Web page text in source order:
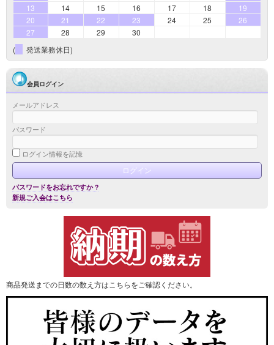
13
14 15 16 17 18
19
20
21 22 23 24 25
26
27
28 29
30
(
発送業務休日)
会員ログイン
メールアドレス
パスワード
ログイン情報を記憶
パスワードをお忘れですか ?
新規ご入会はこちら
商品発送までの日数の数え方はこちらをご確認ください。